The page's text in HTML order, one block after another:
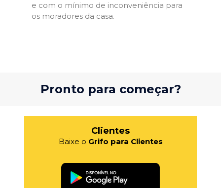
e com o mínimo de inconveniência para
os moradores da casa.
Pronto para começar?
Clientes
Baixe o Grifo para Clientes